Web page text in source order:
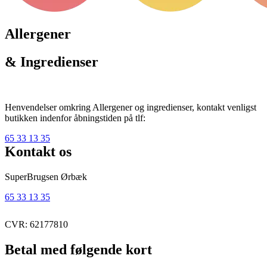
Allergener
& Ingredienser
Henvendelser omkring Allergener og ingredienser, kontakt venligst
butikken indenfor åbningstiden på tlf:
65 33 13 35
Kontakt os
SuperBrugsen Ørbæk
65 33 13 35
CVR: 62177810
Betal med følgende kort